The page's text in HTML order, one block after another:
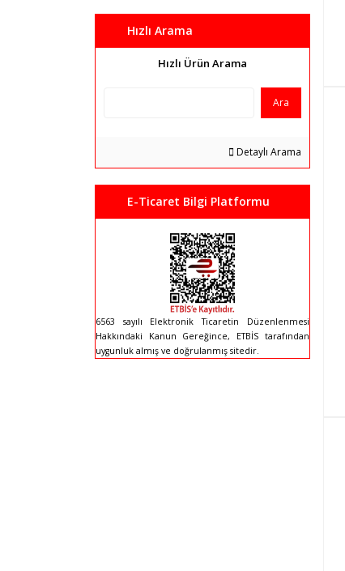
Hızlı Arama
Hızlı Ürün Arama
Ara
Detaylı Arama
E-Ticaret Bilgi Platformu
6563 sayılı Elektronik Ticaretin Düzenlenmesi
Hakkındaki Kanun Gereğince, ETBİS tarafından
uygunluk almış ve doğrulanmış sitedir.